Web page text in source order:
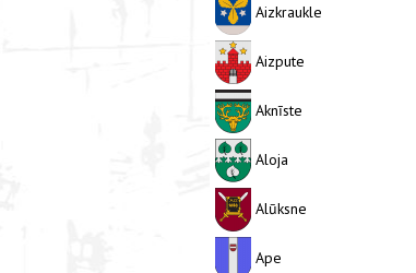
Aizkraukle
Aizpute
Aknīste
Aloja
Alūksne
Ape